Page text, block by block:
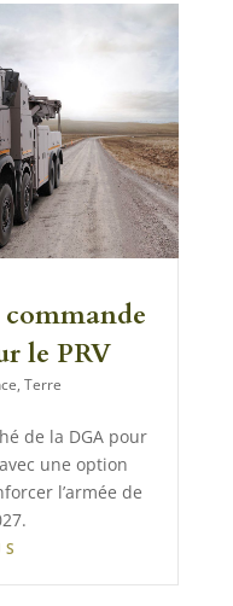
le PRV
,Terre
de la DGA pour
une option
l’armée de